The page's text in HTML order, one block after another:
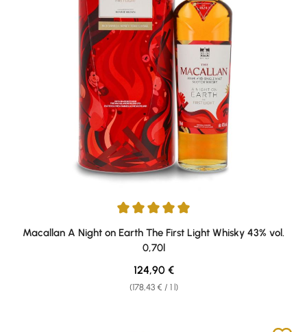
Average rating of 5 out of 5 stars
Macallan A Night on Earth The First Light Whisky 43% vol.
0,70l
(178,43 € / 1 l)
Regular price:
124,90 €